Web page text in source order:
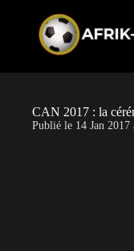
CAN 2017 : la
Publié le 14 Jan 2017